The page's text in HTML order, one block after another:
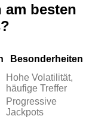
am besten
Besonderheiten
Hohe Volatilität,
häufige Treffer
Progressive
Jackpots